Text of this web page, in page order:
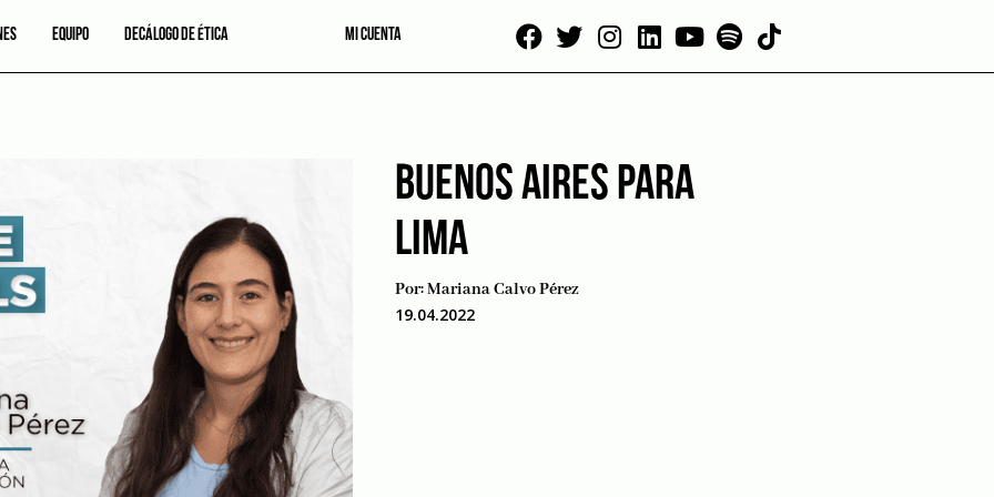
EQUIPO DECÁLOGO DE ÉTICA MI CUENTA
BUENOS AIRES PARA
LIMA
Por:Mariana Calvo Pérez
19.04.2022